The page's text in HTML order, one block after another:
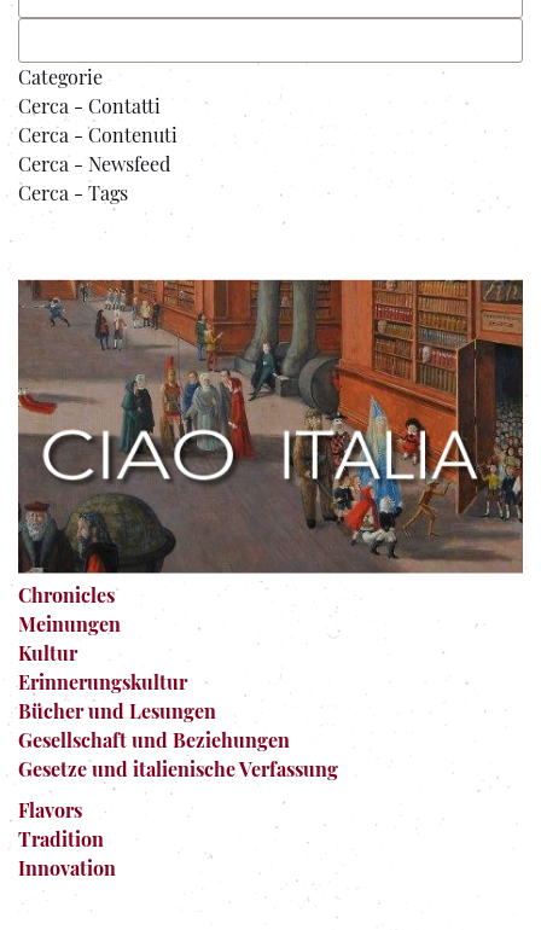
Categorie
Cerca - Contatti
Cerca - Contenuti
Cerca - Newsfeed
Cerca - Tags
Chronicles
Meinungen
Kultur
Erinnerungskultur
Bücher und Lesungen
Gesellschaft und Beziehungen
Gesetze und italienische Verfassung
Flavors
Tradition
Innovation